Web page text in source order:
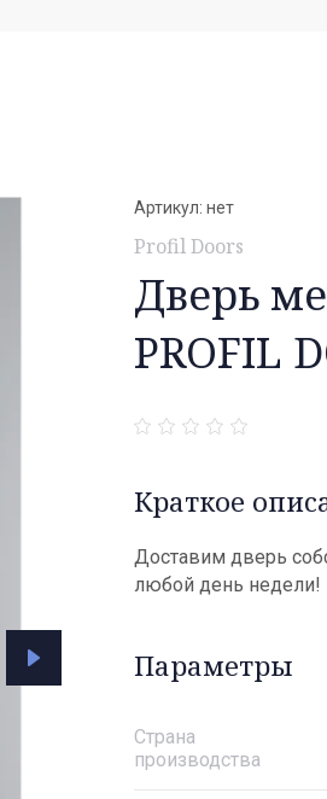
Артикул: нет
Profil Doors
Дверь
PROFIL
Краткое
Доставим дверь
любой день недели!
Параметры
Страна
производства